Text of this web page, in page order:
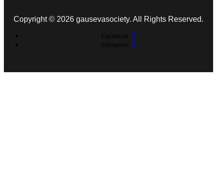
Copyright © 2026 gausevasociety. All Rights Reserved.
Facebook
Instagram